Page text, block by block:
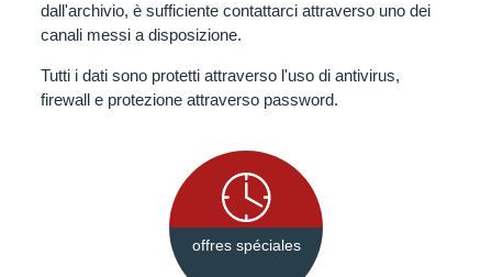
dall'archivio, è sufficiente contattarci attraverso uno dei
canali messi a disposizione.
Tutti i dati sono protetti attraverso l'uso di antivirus,
firewall e protezione attraverso password.
offres spéciales